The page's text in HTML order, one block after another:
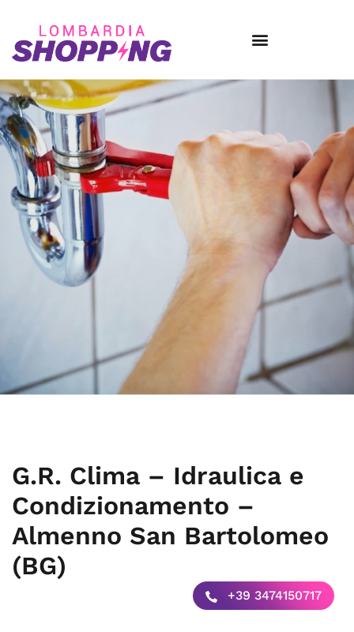
G.R. Clima – Idraulica e
Condizionamento –
Almenno San Bartolomeo
(BG)
+39 3474150717